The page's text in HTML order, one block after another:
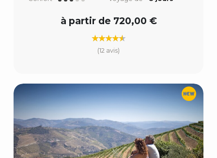
à partir de 720,00 €
(12 avis)